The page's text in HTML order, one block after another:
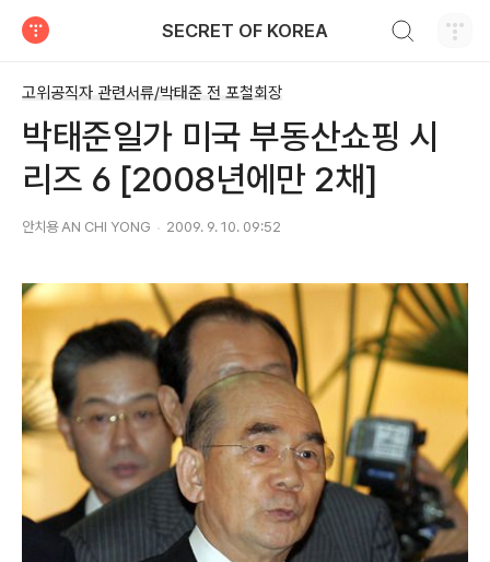
SECRET OF KOREA
고위공직자 관련서류/박태준 전 포철회장
박태준일가 미국 부동산쇼핑 시
리즈 6 [2008년에만 2채]
안치용 AN CHI YONG 2009. 9. 10. 09:52